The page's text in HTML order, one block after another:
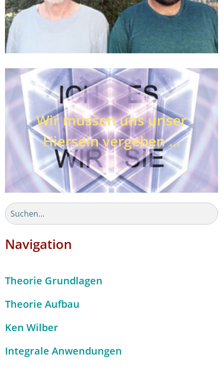
Wir müssen uns unser
Hiersein vergeben …
Navigation
Theorie Grundlagen
Theorie Aufbau
Ken Wilber
Integrale Anwendungen